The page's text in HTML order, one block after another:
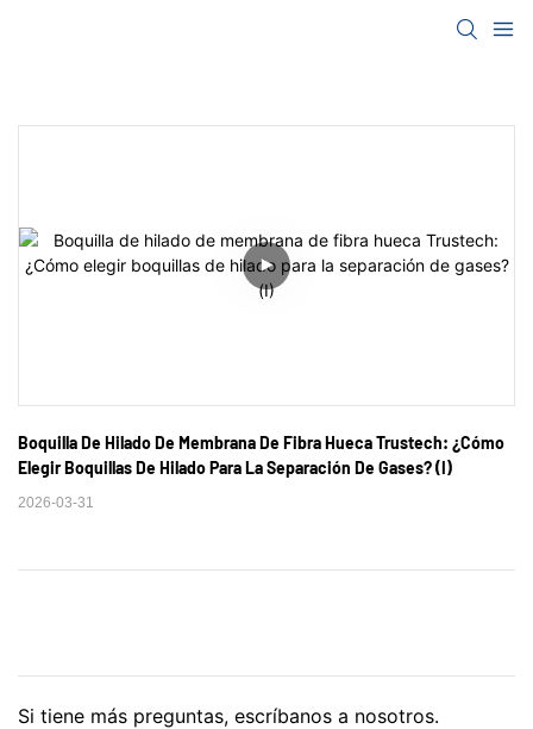
Boquilla De Hilado De Membrana De Fibra Hueca Trustech: ¿Cómo
Elegir Boquillas De Hilado Para La Separación De Gases? (I)
2026-03-31
Si tiene más preguntas, escríbanos a nosotros.